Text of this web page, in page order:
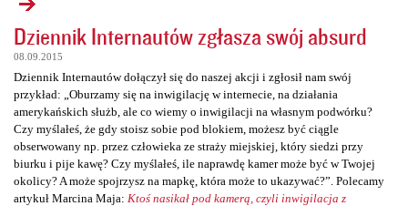
Dziennik Internautów zgłasza swój absurd
08.09.2015
Dziennik Internautów dołączył się do naszej akcji i zgłosił nam swój
przykład: „Oburzamy się na inwigilację w internecie, na działania
amerykańskich służb, ale co wiemy o inwigilacji na własnym podwórku?
Czy myślałeś, że gdy stoisz sobie pod blokiem, możesz być ciągle
obserwowany np. przez człowieka ze straży miejskiej, który siedzi przy
biurku i pije kawę? Czy myślałeś, ile naprawdę kamer może być w Twojej
okolicy? A może spojrzysz na mapkę, która może to ukazywać?”. Polecamy
artykuł Marcina Maja: Ktoś nasikał pod kamerą, czyli inwigilacja z